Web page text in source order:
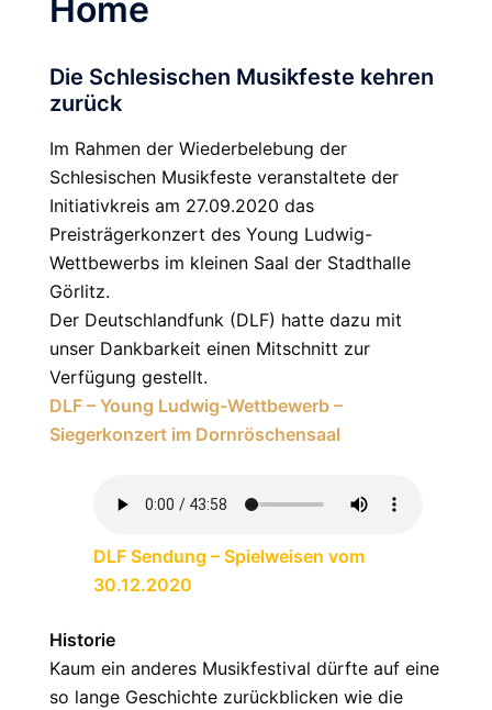
Home
Die Schlesischen Musikfeste kehren
zurück
Im Rahmen der Wiederbelebung der
Schlesischen Musikfeste veranstaltete der
Initiativkreis am 27.09.2020 das
Preisträgerkonzert des Young Ludwig-
Wettbewerbs im kleinen Saal der Stadthalle
Görlitz.
Der Deutschlandfunk (DLF) hatte dazu mit
unser Dankbarkeit einen Mitschnitt zur
Verfügung gestellt.
DLF – Young Ludwig-Wettbewerb –
Siegerkonzert im Dornröschensaal
DLF Sendung – Spielweisen vom
30.12.2020
Historie
Kaum ein anderes Musikfestival dürfte auf eine
so lange Geschichte zurückblicken wie die